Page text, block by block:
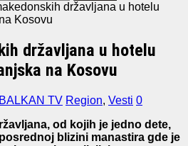
državljana u hotelu
Kosovu
državljana u hotelu
na Kosovu
TV Region, Vesti 0
od kojih je jedno dete,
blizini manastira gde je